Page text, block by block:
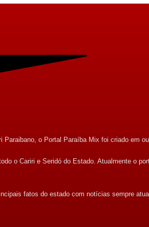
o Portal Paraíba Mix foi criado em
o Cariri e Seridó do Estado. Atualmente o
fatos do estado com notícias sempre